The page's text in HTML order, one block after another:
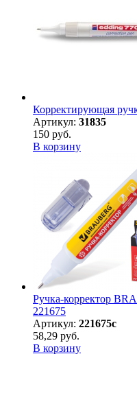
Корректирующая
Артикул: 31835
150 руб.
В корзину
Ручка-корректор
221675
Артикул: 221675с
58,29 руб.
В корзину